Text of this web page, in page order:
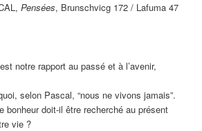
Pensées, Brunschvicg 172 / Lafuma 47
notre rapport au passé et à l’avenir,
selon Pascal, “nous ne vivons jamais”.
bonheur doit-il être recherché au présent
vie ?